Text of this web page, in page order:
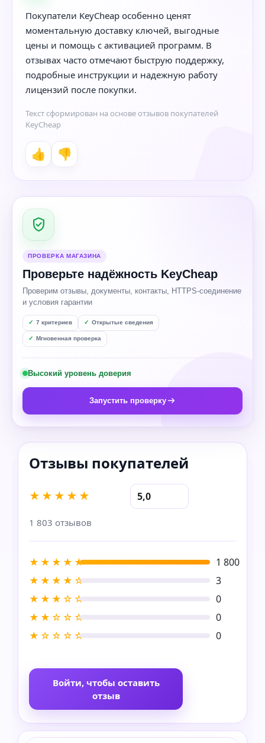
Покупатели KeyCheap особенно ценят
моментальную доставку ключей, выгодные
цены и помощь с активацией программ. В
отзывах часто отмечают быструю поддержку,
подробные инструкции и надежную работу
лицензий после покупки.
Текст сформирован на основе отзывов покупателей
KeyCheap
👍 👎
ПРОВЕРКА МАГАЗИНА
Проверьте надёжность KeyCheap
Проверим отзывы, документы, контакты, HTTPS-соединение
и условия гарантии
7 критериев Открытые сведения
Мгновенная проверка
Высокий уровень доверия
Запустить проверку
★★★★★ 5,0
1 803 отзывов
★★★★★
1 800
★★★★☆
3
★★★☆☆
0
★★☆☆☆
0
★☆☆☆☆
0
Войти, чтобы оставить
отзыв